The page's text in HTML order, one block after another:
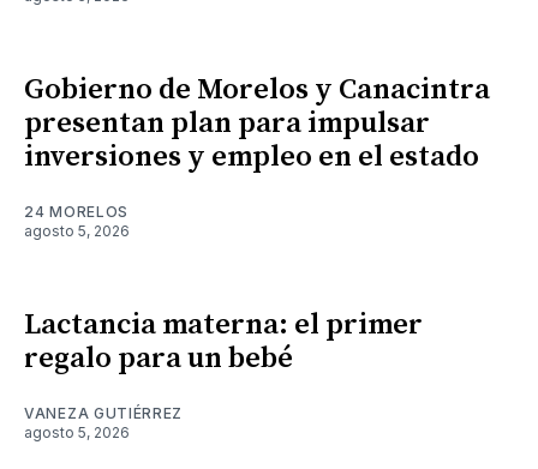
Gobierno de Morelos y Canacintra
presentan plan para impulsar
inversiones y empleo en el estado
24 MORELOS
agosto 5, 2026
Lactancia materna: el primer
regalo para un bebé
VANEZA GUTIÉRREZ
agosto 5, 2026